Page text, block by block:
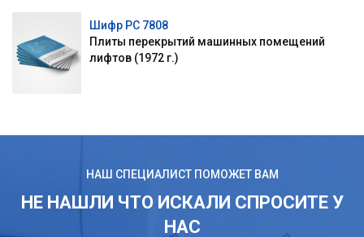
Шифр РС 7808
Плиты перекрытий машинных помещений
лифтов (1972 г.)
НАШ СПЕЦИАЛИСТ ПОМОЖЕТ ВАМ
НЕ НАШЛИ ЧТО ИСКАЛИ СПРОСИТЕ У
НАС